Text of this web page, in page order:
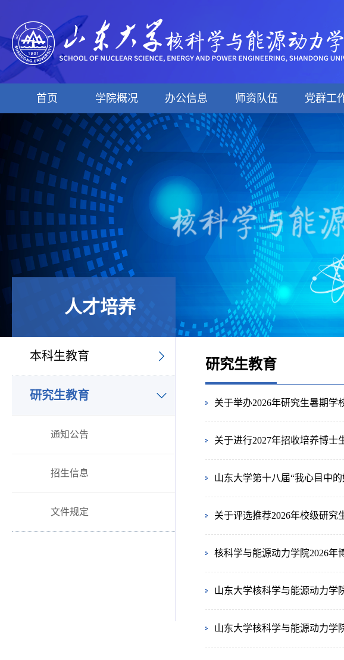
首页 学院概况 办公信息 师资队伍 党群工
人才培养
本科生教育
研究生教育
通知公告
招生信息
文件规定
研究生教育
关于举办2026年研究生暑期学
关于进行2027年招收培养博士
山东大学第十八届“我心目中
关于评选推荐2026年校级研究
核科学与能源动力学院2026年
山东大学核科学与能源动力学
山东大学核科学与能源动力学